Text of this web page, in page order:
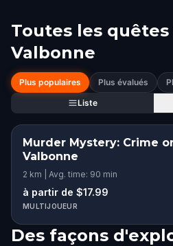
Toutes les quêtes
Valbonne
Plus populaires Plus évalués
Liste
Murder Mystery: Crime
Valbonne
2 km | Avg. time: 90 min
à partir de $17.99
MULTIJOUEUR
Des façons